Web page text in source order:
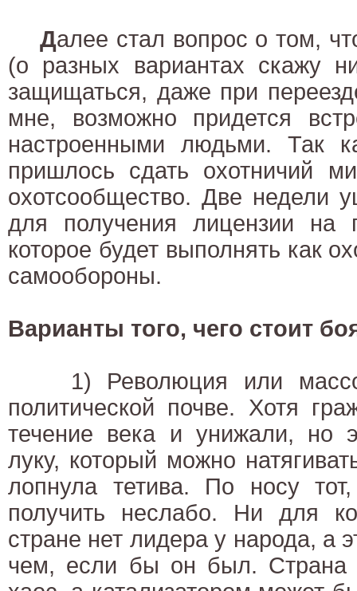
Далее стал вопрос о том,
(о разных вариантах скажу
защищаться, даже при
мне, возможно придется
настроенными людьми. Так
пришлось сдать охотничий
охотсообщество. Две недели
для получения лицензии на
которое будет выполнять как
самообороны.
Варианты того, чего стоит
1) Революция или
политической почве. Хотя
течение века и унижали, но
луку, который можно
лопнула тетива. По носу
получить неслабо. Ни для
стране нет лидера у народа, а
чем, если бы он был. Страна